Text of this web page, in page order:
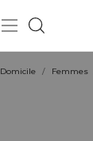
Domicile / Femmes